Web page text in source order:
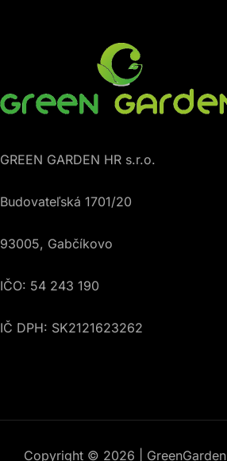
GREEN GARDEN HR s.r.o.
Budovateľská 1701/20
93005, Gabčíkovo
IČO: 54 243 190
IČ DPH: SK2121623262
Copyright © 2026 | GreenGarden